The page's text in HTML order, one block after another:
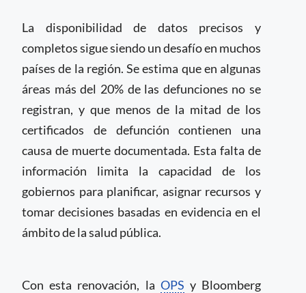
La disponibilidad de datos precisos y
completos sigue siendo un desafío en muchos
países de la región. Se estima que en algunas
áreas más del 20% de las defunciones no se
registran, y que menos de la mitad de los
certificados de defunción contienen una
causa de muerte documentada. Esta falta de
información limita la capacidad de los
gobiernos para planificar, asignar recursos y
tomar decisiones basadas en evidencia en el
ámbito de la salud pública.
Con esta renovación, la OPS y Bloomberg